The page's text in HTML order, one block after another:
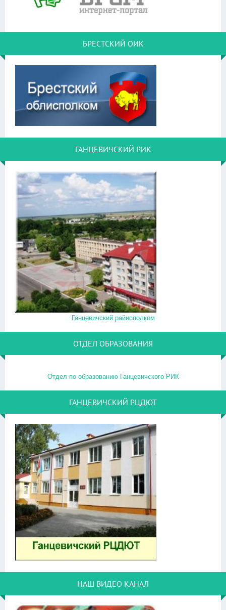
БРЕСТСКИЙ ОИК
ГАНЦЕВИЧСКИЙ РИК
Ганцевичский райисполком
ОТДЕЛ ОБРАЗОВАНИЯ
Отдел по образованию Ганцевичского РИК
ГАНЦЕВИЧСКИЙ РЦДЮТ
НАШ ВИДЕО КАНАЛ